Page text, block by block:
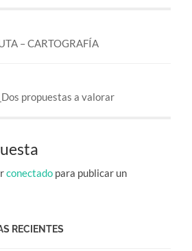
– CARTOGRAFÍA
propuestas a valorar
conectado para publicar un
RECIENTES